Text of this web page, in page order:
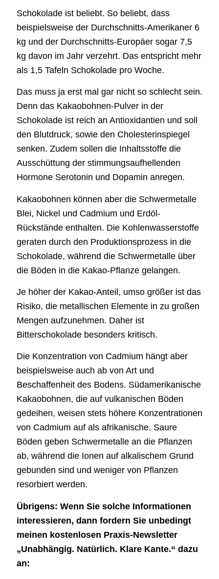
Schokolade ist beliebt. So beliebt, dass
beispielsweise der Durchschnitts-Amerikaner 6
kg und der Durchschnitts-Europäer sogar 7,5
kg davon im Jahr verzehrt. Das entspricht mehr
als 1,5 Tafeln Schokolade pro Woche.
Das muss ja erst mal gar nicht so schlecht sein.
Denn das Kakaobohnen-Pulver in der
Schokolade ist reich an Antioxidantien und soll
den Blutdruck, sowie den Cholesterinspiegel
senken. Zudem sollen die Inhaltsstoffe die
Ausschüttung der stimmungsaufhellenden
Hormone Serotonin und Dopamin anregen.
Kakaobohnen können aber die Schwermetalle
Blei, Nickel und Cadmium und Erdöl-
Rückstände enthalten. Die Kohlenwasserstoffe
geraten durch den Produktionsprozess in die
Schokolade, während die Schwermetalle über
die Böden in die Kakao-Pflanze gelangen.
Je höher der Kakao-Anteil, umso größer ist das
Risiko, die metallischen Elemente in zu großen
Mengen aufzunehmen. Daher ist
Bitterschokolade besonders kritisch.
Die Konzentration von Cadmium hängt aber
beispielsweise auch ab von Art und
Beschaffenheit des Bodens. Südamerikanische
Kakaobohnen, die auf vulkanischen Böden
gedeihen, weisen stets höhere Konzentrationen
von Cadmium auf als afrikanische. Saure
Böden geben Schwermetalle an die Pflanzen
ab, während die Ionen auf alkalischem Grund
gebunden sind und weniger von Pflanzen
resorbiert werden.
Übrigens: Wenn Sie solche Informationen
interessieren, dann fordern Sie unbedingt
meinen kostenlosen Praxis-Newsletter
„Unabhängig. Natürlich. Klare Kante.“ dazu
an: